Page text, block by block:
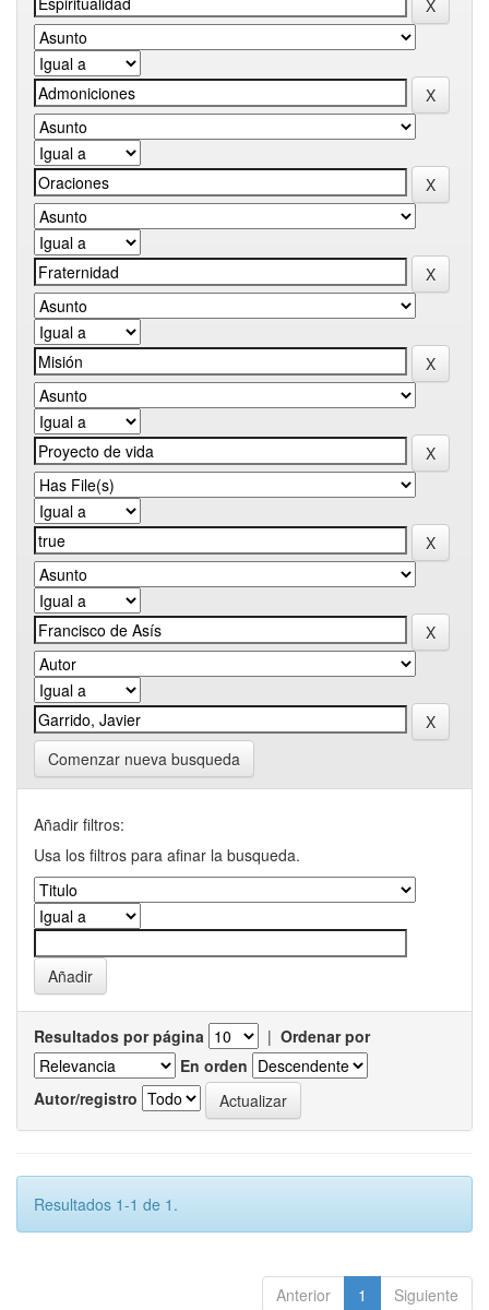
Comenzar nueva busqueda
Añadir filtros:
Usa los filtros para afinar la busqueda.
Resultados por página | Ordenar por
En orden
Autor/registro
Resultados 1-1 de 1.
Anterior 1 Siguiente